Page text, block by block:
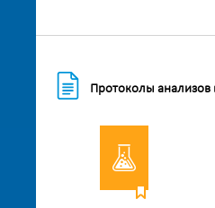
Протоколы анализов